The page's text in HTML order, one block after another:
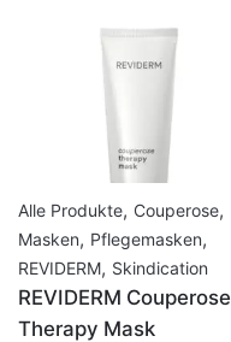
Alle Produkte, Couperose,
Masken, Pflegemasken,
REVIDERM, Skindication
REVIDERM Couperose
Therapy Mask